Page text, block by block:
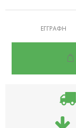
ΕΓΓΡΑΦΗ